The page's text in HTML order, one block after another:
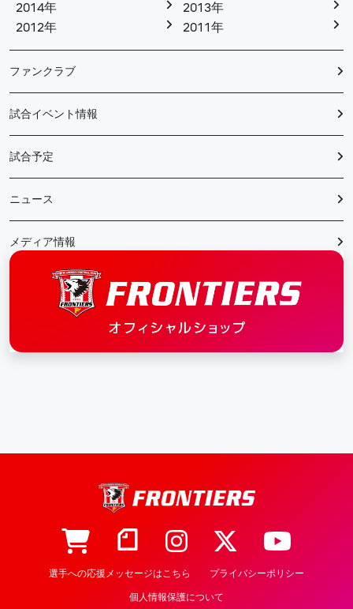
2014年
2013年
2012年
2011年
ファンクラブ
試合イベント情報
試合予定
ニュース
メディア情報
選手への応援メッセージはこちら プライバシーポリシー
個人情報保護について